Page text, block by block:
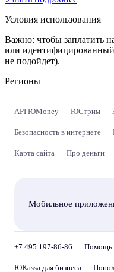
Условия использования
Важно: чтобы заплатить
или
не подойдет).
Регионы
API ЮMoney ЮСтрим
Безопасность в интернете
Карта сайта Про деньги
Мобильное
+7 495 197-86-86 Помощь
ЮKassa для бизнеса